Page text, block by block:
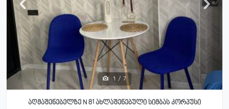
1 / 7
აღმაშენებელზე N 81 ახლაშენებული სიმბას კორპუსი